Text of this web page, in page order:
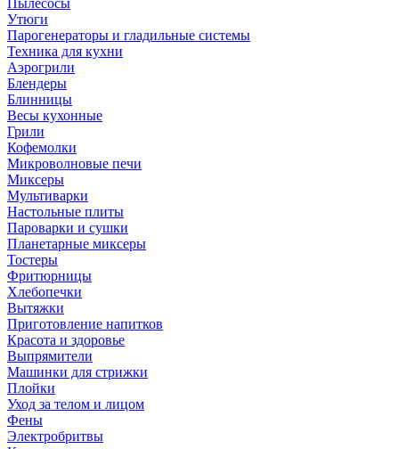
Пылесосы
Утюги
Парогенераторы и гладильные системы
Техника для кухни
Аэрогрили
Блендеры
Блинницы
Весы кухонные
Грили
Кофемолки
Микроволновые печи
Миксеры
Мультиварки
Настольные плиты
Пароварки и сушки
Планетарные миксеры
Тостеры
Фритюрницы
Хлебопечки
Вытяжки
Приготовление напитков
Красота и здоровье
Выпрямители
Машинки для стрижки
Плойки
Уход за телом и лицом
Фены
Электробритвы